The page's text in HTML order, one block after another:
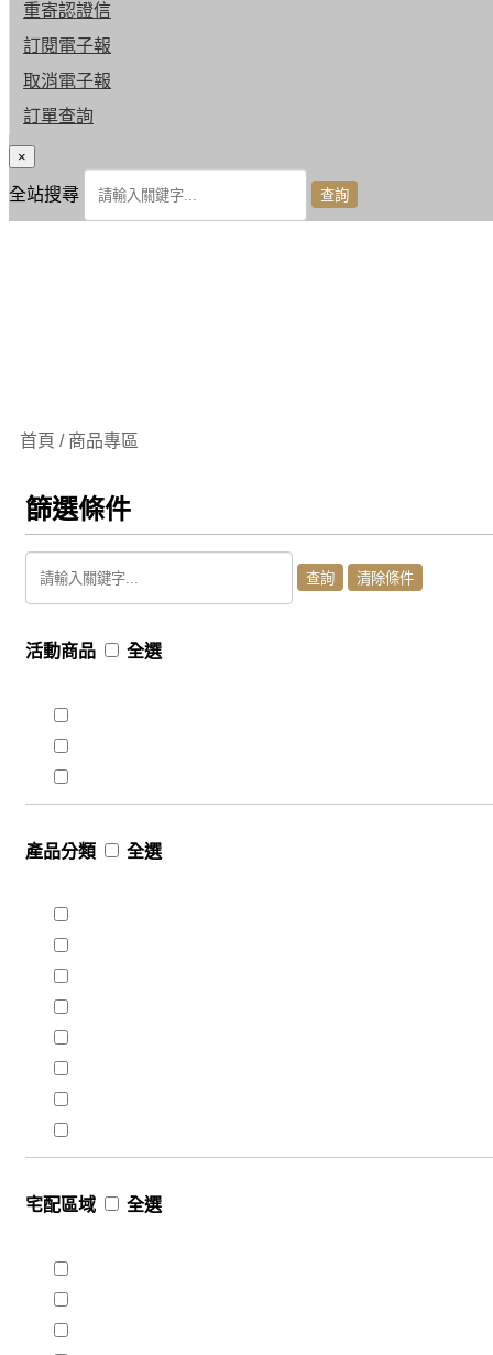
重寄認證信
訂閱電子報
取消電子報
訂單查詢
×
全站搜尋
首頁 / 商品專區
篩選條件
活動商品 全選
產品分類 全選
宅配區域 全選